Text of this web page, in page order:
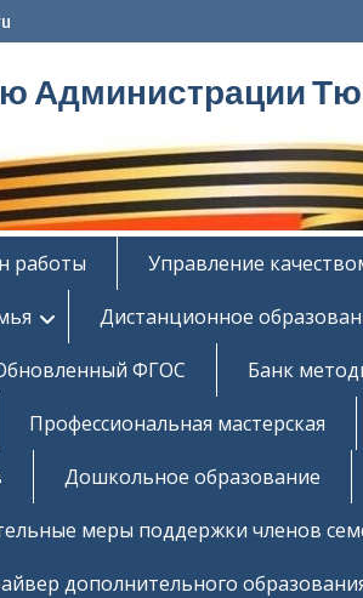
Администрации
работы Управление
Дистанционное
ФГОС
Банк
Профессиональная мастерская
Дошкольное образование
меры поддержки членов
дополнительного